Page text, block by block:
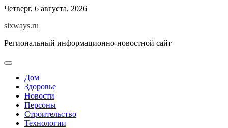
Перейти
содержимому
Четверг, 6 августа, 2026
sixways.ru
Региональный информационно-новостной сайт
Дом
Здоровье
Новости
Персоны
Строительство
Технологии